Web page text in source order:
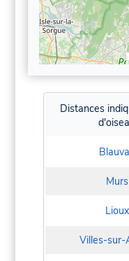
Distances
Murs
Lioux
Villes-sur-